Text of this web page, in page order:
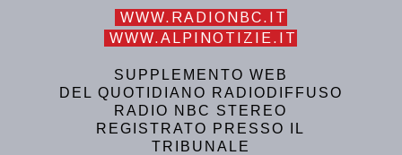
WWW.RADIONBC.IT
WWW.ALPINOTIZIE.IT
SUPPLEMENTO WEB
DEL QUOTIDIANO RADIODIFFUSO
RADIO NBC STEREO
REGISTRATO PRESSO IL
TRIBUNALE